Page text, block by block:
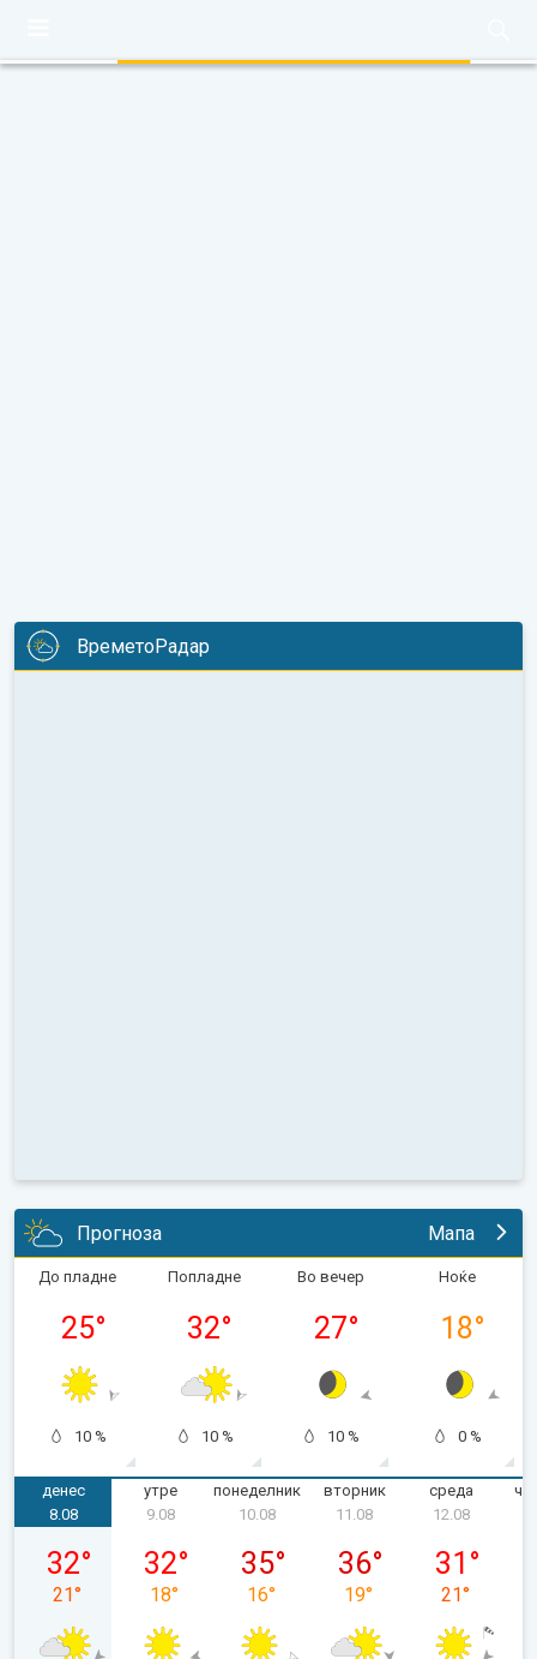
ВреметоРадар
Прогноза Мапа
До пладне
25°
10 %
Попладне
32°
10 %
Во вечер
27°
10 %
Ноќе
18°
0 %
денес
сабота, 08.08
8.08
32°
21°
утре
9.08
32°
18°
понеделник
10.08
35°
16°
вторник
11.08
36°
19°
среда
12.08
31 °
21°